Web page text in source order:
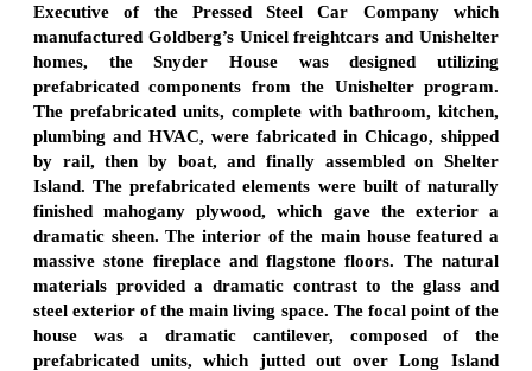
Executive of the Pressed Steel Car Company which
manufactured Goldberg’s Unicel freightcars and Unishelter
homes, the Snyder House was designed utilizing
prefabricated components from the Unishelter program.
The prefabricated units, complete with bathroom, kitchen,
plumbing and HVAC, were fabricated in Chicago, shipped
by rail, then by boat, and finally assembled on Shelter
Island. The prefabricated elements were built of naturally
finished mahogany plywood, which gave the exterior a
dramatic sheen. The interior of the main house featured a
massive stone fireplace and flagstone floors. The natural
materials provided a dramatic contrast to the glass and
steel exterior of the main living space. The focal point of the
house was a dramatic cantilever, composed of the
prefabricated units, which jutted out over Long Island